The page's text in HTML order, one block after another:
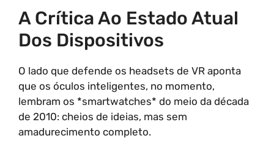
A Crítica Ao Estado Atual
Dos Dispositivos
O lado que defende os headsets de VR aponta
que os óculos inteligentes, no momento,
lembram os *smartwatches* do meio da década
de 2010: cheios de ideias, mas sem
amadurecimento completo.